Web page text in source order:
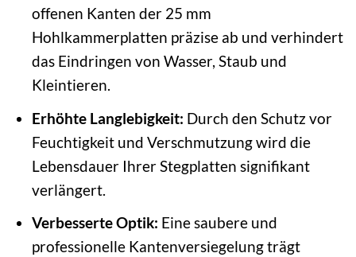
offenen Kanten der 25 mm
Hohlkammerplatten präzise ab und verhindert
das Eindringen von Wasser, Staub und
Kleintieren.
Erhöhte Langlebigkeit: Durch den Schutz vor
Feuchtigkeit und Verschmutzung wird die
Lebensdauer Ihrer Stegplatten signifikant
verlängert.
Verbesserte Optik: Eine saubere und
professionelle Kantenversiegelung trägt